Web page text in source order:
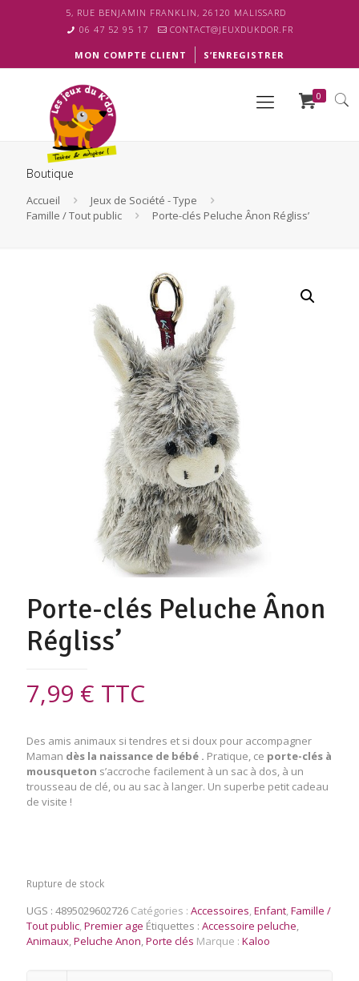
5, RUE BENJAMIN FRANKLIN, 26120 MALISSARD
06 47 52 95 17
CONTACT@JEUXDUKDOR.FR
MON COMPTE CLIENT S’ENREGISTRER
0
Boutique
Accueil
Jeux de Société - Type
Famille / Tout public
Porte-clés Peluche Ânon Régliss’
Porte-clés Peluche Ânon
Régliss’
7,99 € TTC
Des amis animaux si tendres et si doux pour accompagner
Maman dès la naissance de bébé . Pratique, ce porte-clés à
mousqueton s’accroche facilement à un sac à dos, à un
trousseau de clé, ou au sac à langer. Un superbe petit cadeau
de visite !
Rupture de stock
UGS : 4895029602726 Catégories : Accessoires,Enfant,Famille /
Tout public,Premier age Étiquettes : Accessoire peluche,
Animaux,Peluche Anon,Porte clés Marque : Kaloo